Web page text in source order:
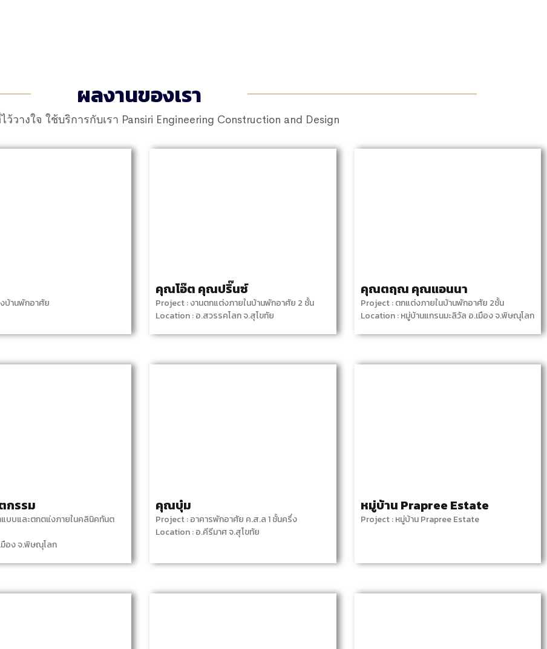
ผลงานของเรา
วางใจ ใช้บริการกับเรา Pansiri Engineering Construction and Design
บ้านพักอาศัย
คุณโอ๊ต คุณปริ๊นซ์
Project : งานตกแต่งภายในบ้านพักอาศัย 2 ชั้น
Location : อ.สวรรคโลก จ.สุโขทัย
คุณตฤณ คุณแอนนา
Project : ตกแต่งภายในบ้านพักอาศัย 2ชั้น
Location : หมู่บ้านแกรนมะลิวัล อ.เมือง จ.พิษณุโลก
กรรม
บบและตกตแ่งภายในคลินิคทันต
มือง จ.พิษณุโลก
คุณบุ๋ม
Project : อาคารพักอาศัย ค.ส.ล 1 ชั้นครึ่ง
Location : อ.คีรีมาศ จ.สุโขทัย
หมู่บ้าน Prapree Estate
Project : หมู่บ้าน Prapree Estate